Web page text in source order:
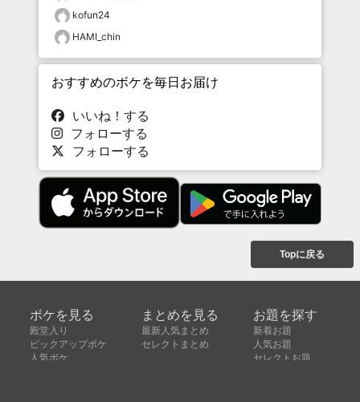
kofun24
HAMI_chin
おすすめのボケを毎日お届け
いいね！する
フォローする
フォローする
Topに戻る
ボケを見る
殿堂入り
ピックアップボケ
人気ボケ
まとめを見る
最新人気まとめ
セレクトまとめ
お題を探す
新着お題
人気お題
セレクトお題